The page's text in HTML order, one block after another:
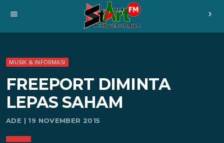
menu chevron_right
MUSIK & INFORMASI
FREEPORT DIMINTA
LEPAS SAHAM
ADE | 19 NOVEMBER 2015